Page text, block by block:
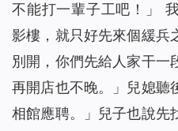
不能打一輩子工吧！」
影樓，就只好先來個緩兵
別開，你們先給人家干一
再開店也不晚。」兒媳聽
相館應聘。」兒子也說先